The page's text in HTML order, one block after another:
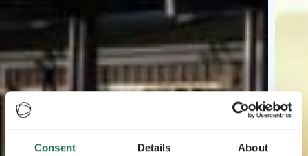
Consent Details About